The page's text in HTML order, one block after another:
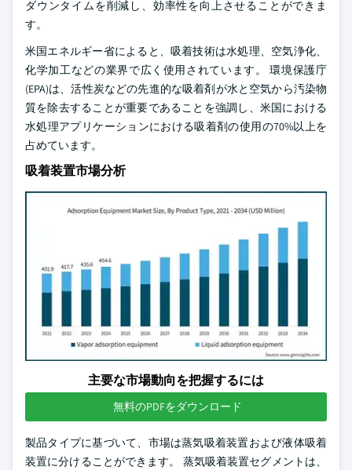
ダウンタイムを削減し、効率性を向上させることができま
す。
米国エネルギー省によると、吸着技術は水処理、空気浄化、
化学加工などの業界で広く使用されています。 環境保護庁
(EPA)は、活性炭などの先進的な吸着剤が水と空気から汚染物
質を除去することが重要であることを強調し、米国における
水処理アプリケーションにおける吸着剤の使用の70%以上を
占めています。
吸着装置市場分析
主要な市場動向を把握するには
無料のPDFをダウンロード
製品タイプに基づいて、市場は蒸気吸着装置および液体吸着
装置に分けることができます。 蒸気吸着装置セグメントは、